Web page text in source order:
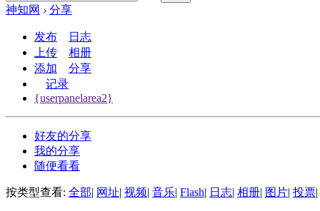
神知网 › 分享
发布
日志
上传
相册
添加
分享
记录
{userpanelarea2}
好友的分享
我的分享
随便看看
按类型查看: 全部| 网址| 视频| 音乐| Flash| 日志| 相册| 图片| 投票|